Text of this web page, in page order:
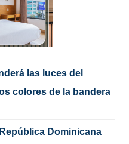
las luces del
colores de la bandera
Dominicana